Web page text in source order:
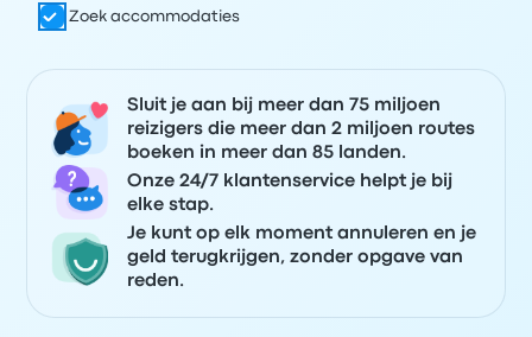
Zoek accommodaties
Sluit je aan bij meer dan 75 miljoen
reizigers die meer dan 2 miljoen routes
boeken in meer dan 85 landen.
Onze 24/7 klantenservice helpt je bij
elke stap.
Je kunt op elk moment annuleren en je
geld terugkrijgen, zonder opgave van
reden.